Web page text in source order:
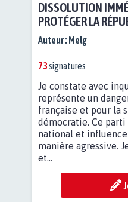
DISSOLUTION
PROTÉGER LA
Auteur : Melg
73signatures
Je constate avec
représente un
française et pour la
démocratie. Ce
national et
manière agressive.
et...